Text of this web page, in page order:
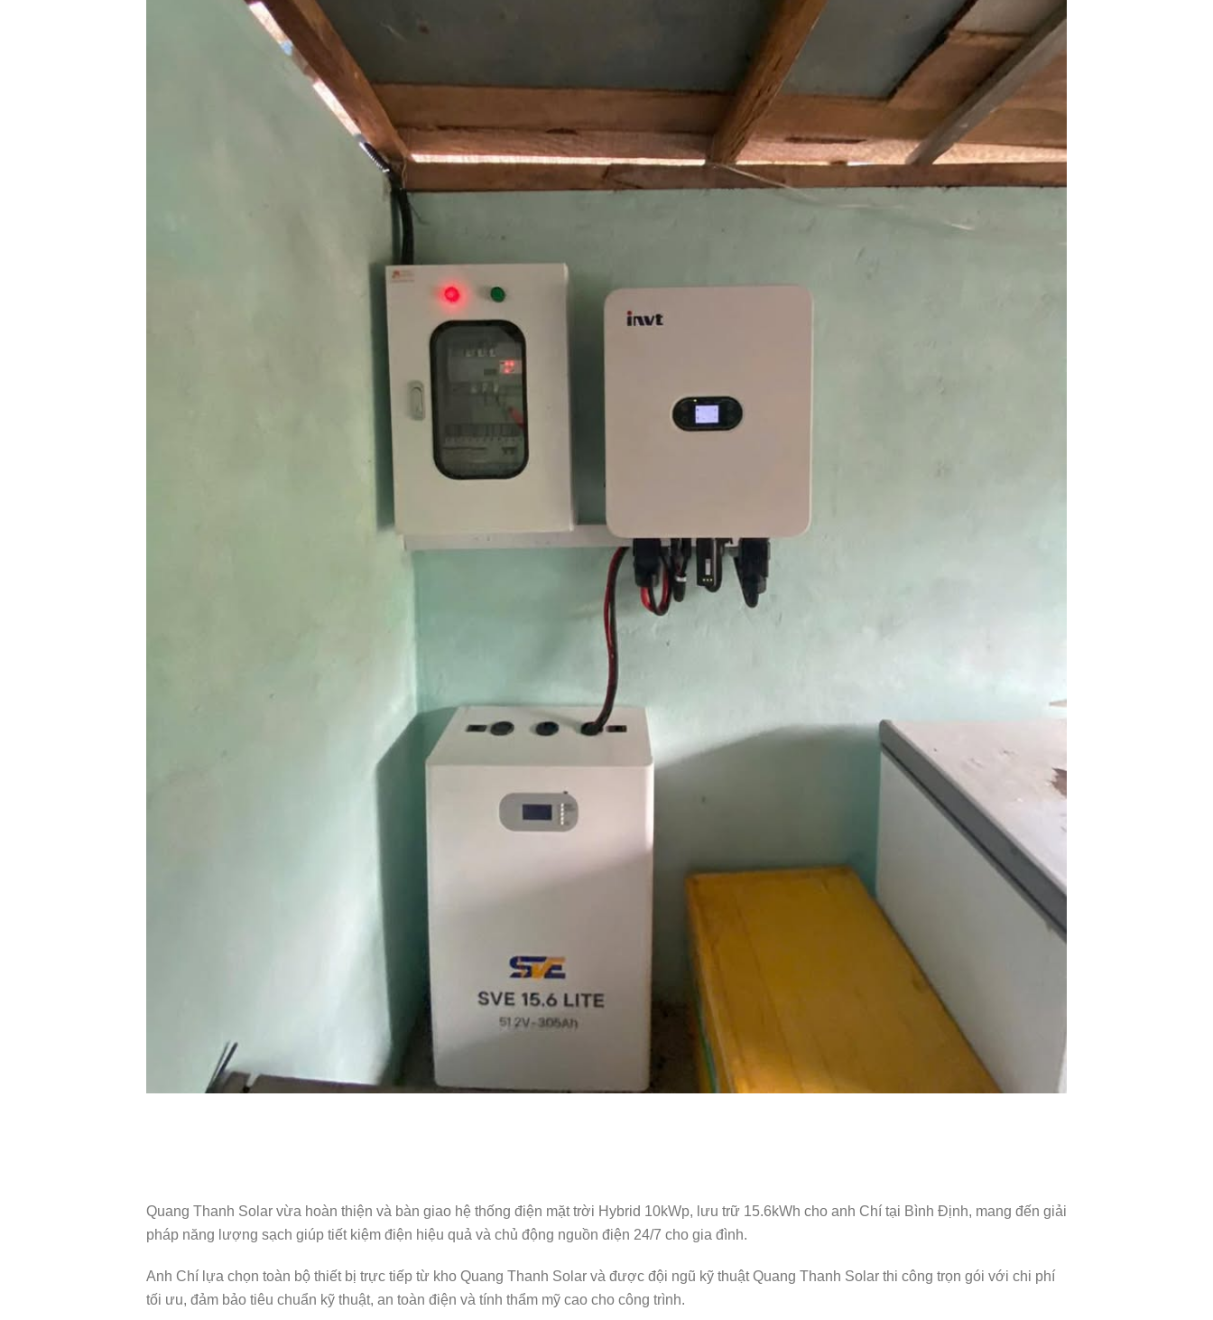
Quang Thanh Solar vừa hoàn thiện và bàn giao hệ thống điện mặt trời Hybrid 10kWp, lưu trữ 15.6kWh cho anh Chí tại Bình Định, mang đến giải
pháp năng lượng sạch giúp tiết kiệm điện hiệu quả và chủ động nguồn điện 24/7 cho gia đình.
Anh Chí lựa chọn toàn bộ thiết bị trực tiếp từ kho Quang Thanh Solar và được đội ngũ kỹ thuật Quang Thanh Solar thi công trọn gói với chi phí
tối ưu, đảm bảo tiêu chuẩn kỹ thuật, an toàn điện và tính thẩm mỹ cao cho công trình.